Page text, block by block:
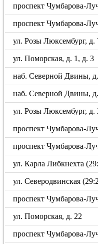
проспект Чумбарова-
проспект Чумбарова-
ул. Розы Люксембург, д.
ул. Поморская, д. 1, д. 3
наб. Северной Двины,
наб. Северной Двины,
ул. Розы Люксембург, д.
проспект Чумбарова-
проспект Чумбарова-
ул. Карла Либкнехта
ул. Северодвинская
проспект Чумбарова-
ул. Поморская, д. 22
проспект Чумбарова-